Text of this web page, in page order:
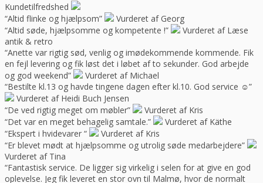
Kundetilfredshed
“Altid flinke og hjælpsom”
Vurderet af Georg
“Altid søde, hjælpsomme og kompetente !”
Vurderet af Læse
antik & retro
“Anette var rigtig sød, venlig og imødekommende kommende. Fik
en fejl levering og fik løst det i løbet af to sekunder. God arbejde
og god weekend”
Vurderet af Michael
“Bestilte kl.13 og havde tingene dagen efter kl.10. God service ☺”
Vurderet af Heidi Buch Jensen
“De ved rigtig meget om møbler”
Vurderet af Kris
“Det var en meget behagelig samtale.”
Vurderet af Käthe
“Ekspert i hvidevarer “
Vurderet af Kris
“Er blevet mødt at hjælpsomme og utrolig søde medarbejdere”
Vurderet af Tina
“Fantastisk service. De ligger sig virkelig i selen for at give en god
oplevelse. Jeg fik leveret en stor ovn til Malmø, hvor de normalt